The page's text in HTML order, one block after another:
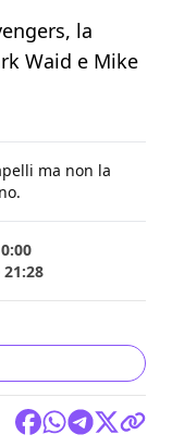
la
Waid e Mike
ma non la